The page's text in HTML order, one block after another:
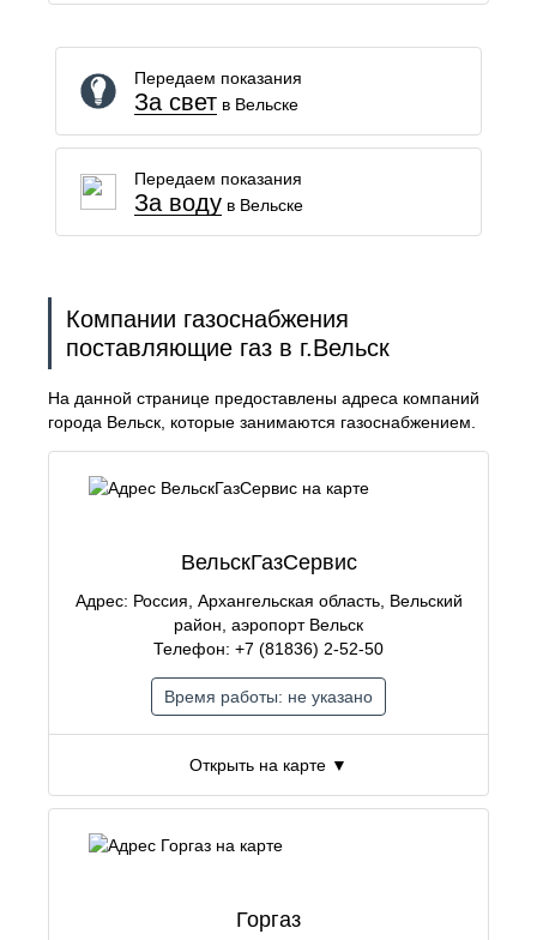
Передаем показания
За светв Вельске
Передаем показания
За водув Вельске
Компании газоснабжения
поставляющие газ в г.Вельск
На данной странице предоставлены адреса компаний
города Вельск, которые занимаются газоснабжением.
Открыть на карте ▼
ВельскГазСервис
Адрес: Россия, Архангельская область, Вельский
район, аэропорт Вельск
Телефон: +7 (81836) 2-52-50
Время работы: не указано
Горгаз